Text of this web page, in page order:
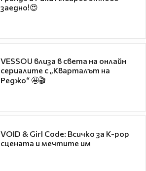
заедно!😍
VESSOU влиза в света на онлайн
сериалите с „Кварталът на
Реджо“ 🤩🎬
VOID & Girl Code: Всичко за K-pop
сцената и мечтите им